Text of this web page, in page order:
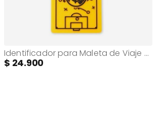
Identificador para Maleta de Viaje Real Madrid Amarillo
24.900